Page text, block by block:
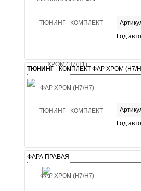
Год
ТЮНИНГ - КОМПЛЕКТ ФАР ХРОМ (H7/
Год
ФАРА ПРАВАЯ